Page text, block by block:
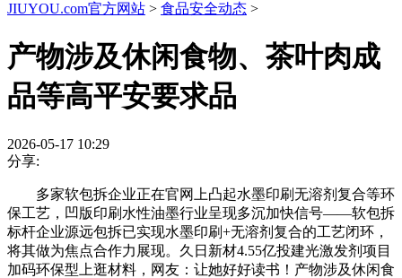
JIUYOU.com官方网站 > 食品安全动态 >
产物涉及休闲食物、茶叶肉成
品等高平安要求品
2026-05-17 10:29
分享:
多家软包拆企业正在官网上凸起水墨印刷无溶剂复合等环
保工艺，凹版印刷水性油墨行业呈现多沉加快信号——软包拆
标杆企业源远包拆已实现水墨印刷+无溶剂复合的工艺闭环，
将其做为焦点合作力展现。久日新材4.55亿投建光激发剂项目
加码环保型上逛材料，网友：让她好好读书！产物涉及休闲食